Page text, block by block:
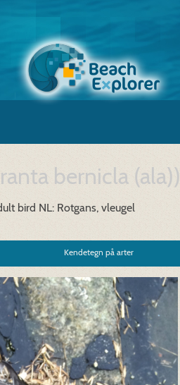
bernicla (ala))
bird NL: Rotgans, vleugel
Kendetegn på arter